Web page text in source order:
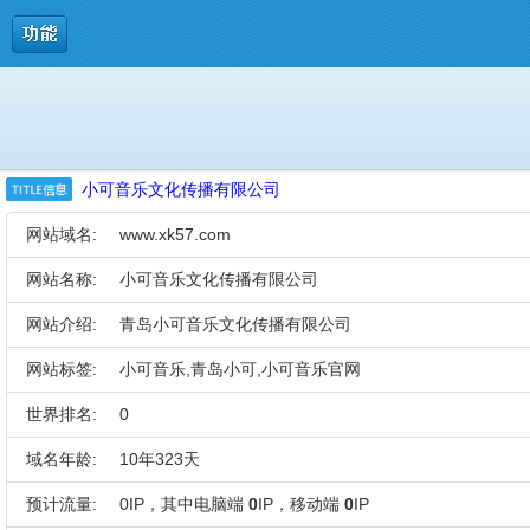
小可音乐文化传播有限公司
网站域名: www.xk57.com
网站名称: 小可音乐文化传播有限公司
网站介绍: 青岛小可音乐文化传播有限公司
网站标签: 小可音乐,青岛小可,小可音乐官网
世界排名: 0
域名年龄: 10年323天
预计流量: 0IP，其中电脑端 0IP，移动端 0IP